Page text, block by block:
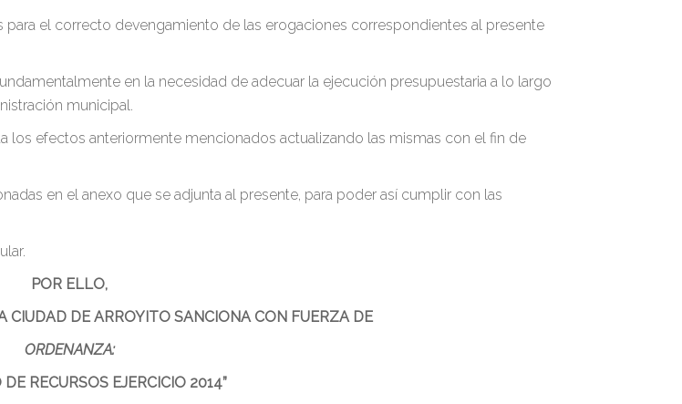
para el correcto devengamiento de las erogaciones correspondientes al presente
en la necesidad de adecuar la ejecución presupuestaria a lo largo
municipal.
los efectos anteriormente mencionados actualizando las mismas con el fin de
en el anexo que se adjunta al presente, para poder así cumplir con las
POR ELLO,
CIUDAD DE ARROYITO SANCIONA CON FUERZA DE
ORDENANZA:
RECURSOS EJERCICIO 2014”